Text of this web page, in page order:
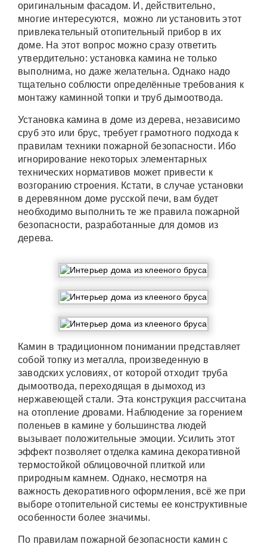
оригинальным фасадом. И, действительно,
многие интересуются, можно ли установить этот
привлекательный отопительный прибор в их
доме. На этот вопрос можно сразу ответить
утвердительно: установка камина не только
выполнима, но даже желательна. Однако надо
тщательно соблюсти определённые требования к
монтажу каминной топки и труб дымоотвода.
Установка камина в доме из дерева, независимо
сруб это или брус, требует грамотного подхода к
правилам техники пожарной безопасности. Ибо
игнорирование некоторых элементарных
технических нормативов может привести к
возгоранию строения. Кстати, в случае установки
в деревянном доме русской печи, вам будет
необходимо выполнить те же правила пожарной
безопасности, разработанные для домов из
дерева.
Камин в традиционном понимании представляет
собой топку из металла, произведенную в
заводских условиях, от которой отходит труба
дымоотвода, переходящая в дымоход из
нержавеющей стали. Эта конструкция рассчитана
на отопление дровами. Наблюдение за горением
поленьев в камине у большинства людей
вызывает положительные эмоции. Усилить этот
эффект позволяет отделка камина декоративной
термостойкой облицовочной плиткой или
природным камнем. Однако, несмотря на
важность декоративного оформления, всё же при
выборе отопительной системы ее конструктивные
особенности более значимы.
По правилам пожарной безопасности камин с